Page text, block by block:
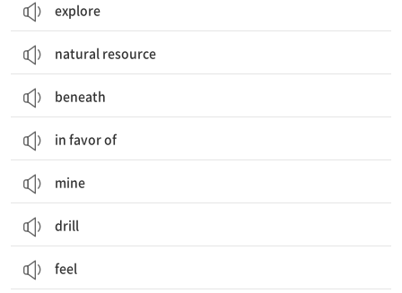
explore
natural resource
beneath
in favor of
mine
drill
feel